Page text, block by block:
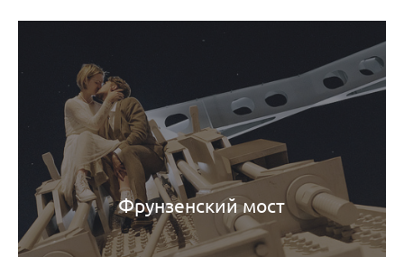
Фрунзенский мост